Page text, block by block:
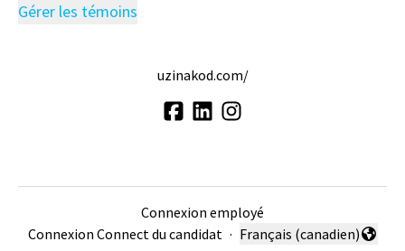
Gérer les témoins
uzinakod.com/
Connexion employé
Connexion Connect du candidat ·
Changer la langue
Français (canadien)